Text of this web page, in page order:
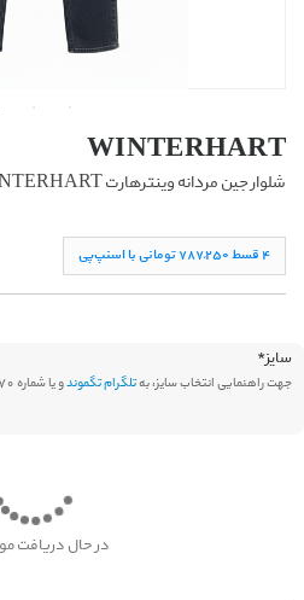
WINTERHART
شلوار جین مردانه وینترهارت WINTERHART کد M2064012DM
۴ قسط ۷۸۷,۲۵۰ تومانی با اسنپ‌پی
سایز*
جهت راهنمایی انتخاب سایز، بهتلگرام تگموندو یا شماره 09013916570 در سامانه بله پیام دهید.
در حال دریافت